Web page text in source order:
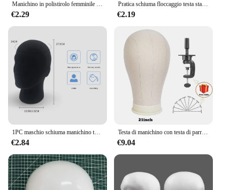
Manichino in polistirolo femminile manichino modello testa in schiuma parrucca per capelli Display per occhiali
€2.29
Pratica schiuma floccaggio testa stampo parrucche occhiali cappello sciarpa espositore Stand modello fotografia puntelli testa di manichino femminile/maschile
€2.19
1PC maschio schiuma manichino testa modello cappello CAP parrucca occhiali espositore rack base stabile centro commerciale armadio supporto
€2.84
Testa di manichino con testa di parrucca da 21 pollici 23 pollici con supporto per parrucca, testa di tela di manichino per esposizione di parrucche
€9.04